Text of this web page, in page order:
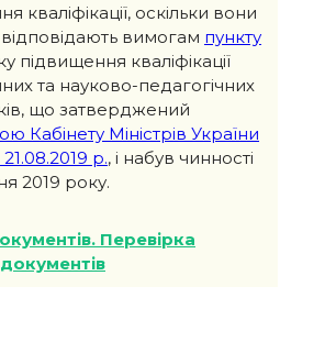
кваліфікації, оскільки вони
вимогам пункту
підвищення кваліфікації
та науково-педагогічних
що затверджений
Кабінету Міністрів України
р., і набув чинності
2019 року.
Перевірка